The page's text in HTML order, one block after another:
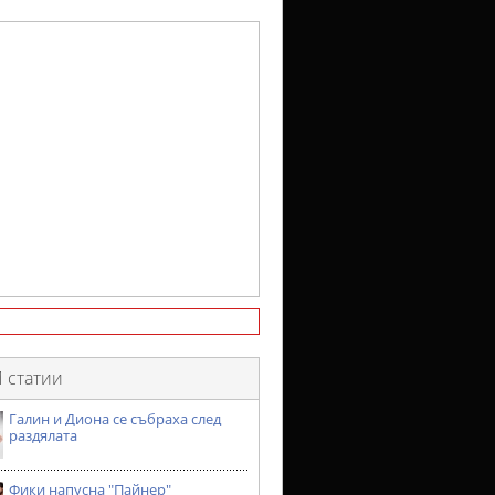
Галин и Диона се събраха след
раздялата
Фики напусна "Пайнер"